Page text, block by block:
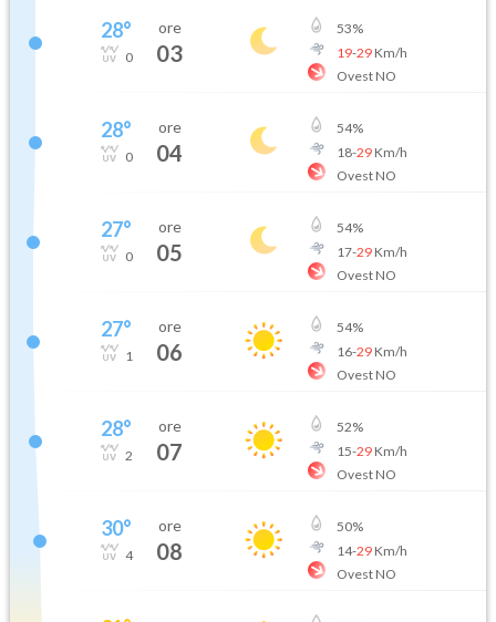
28°
0
ore
03
53%
19-29Km/h
Ovest NO
28°
0
ore
04
54%
18-29Km/h
Ovest NO
27°
0
ore
05
54%
17-29Km/h
Ovest NO
27°
1
ore
06
54%
16-29Km/h
Ovest NO
28°
2
ore
07
52%
15-29Km/h
Ovest NO
30°
4
ore
08
50%
14-29Km/h
Ovest NO